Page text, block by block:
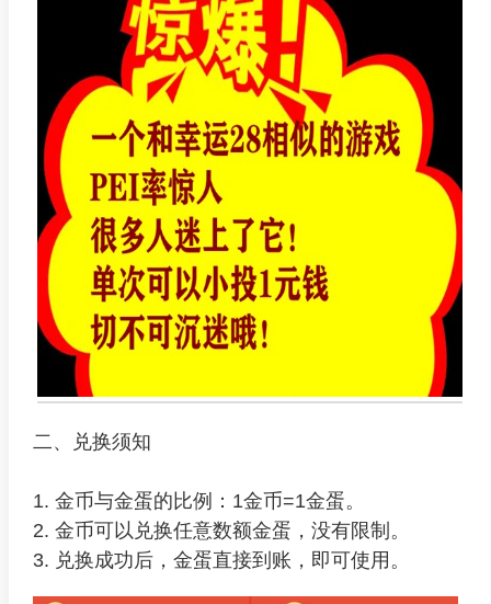
二、兑换须知
1. 金币与金蛋的比例：1金币=1金蛋。
2. 金币可以兑换任意数额金蛋，没有限制。
3. 兑换成功后，金蛋直接到账，即可使用。